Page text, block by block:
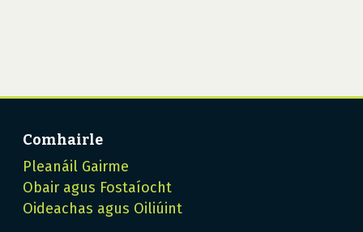
Comhairle
Pleanáil Gairme
Obair agus Fostaíocht
Oideachas agus Oiliúint